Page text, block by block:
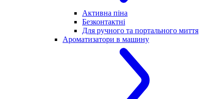
Активна піна
Безконтактні
Для ручного та портального миття
Ароматизатори в машину